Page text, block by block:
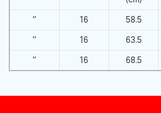
” 16 58.5
” 16 63.5
” 16 68.5